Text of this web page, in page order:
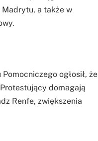
a także w
ogłosił, że
domagają
Renfe, zwiększenia